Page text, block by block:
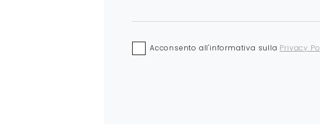
Acconsento all'informativa sulla Privacy